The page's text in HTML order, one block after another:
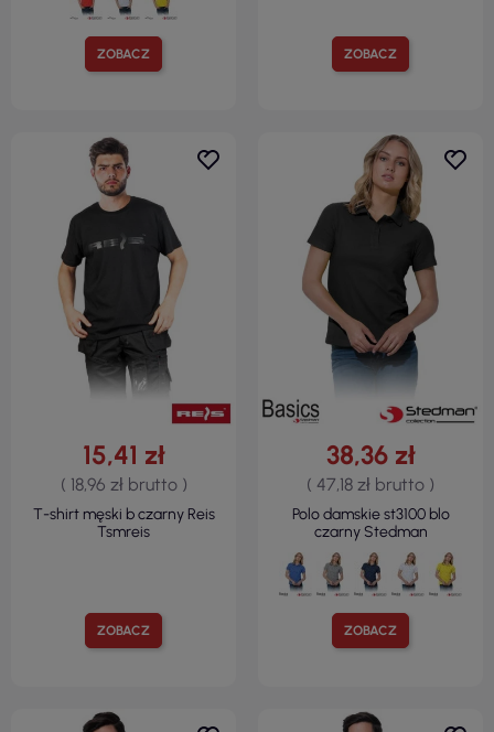
ZOBACZ ZOBACZ
ZOBACZ
15,41 zł
( 18,96 zł brutto )
T-shirt męski b czarny Reis
Tsmreis
ZOBACZ
38,36 zł
( 47,18 zł brutto )
Polo damskie st3100 blo
czarny Stedman